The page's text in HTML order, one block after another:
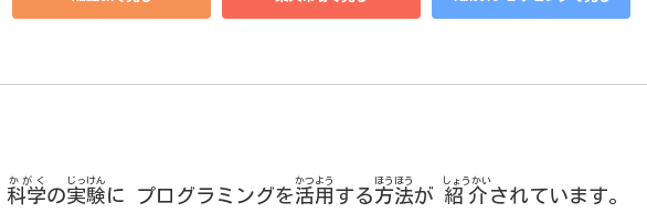
科学
かがく
の実験
じっけん
に プログラミングを活用
かつよう
する方法
ほうほう
が 紹介
しょうかい
されています。